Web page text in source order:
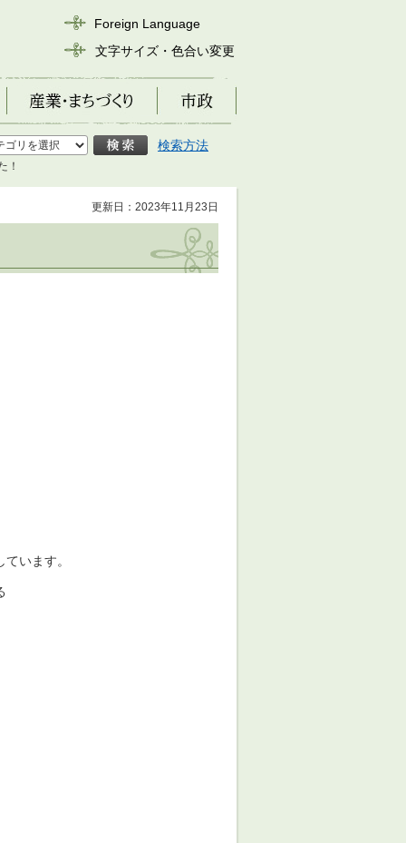
Foreign Language
文字サイズ・色合い変更
産業・まちづくり 市政
検索方法
！
更新日：2023年11月23日
います。